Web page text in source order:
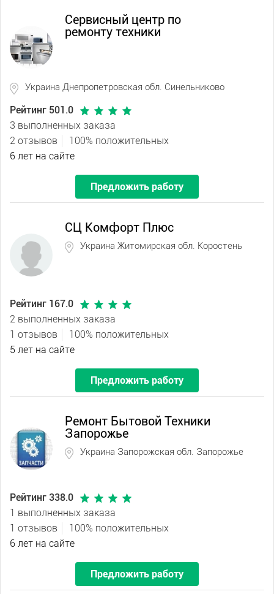
Сервисный центр по
ремонту техники
Украина Днепропетровская обл. Синельниково
Рейтинг 501.0
3 выполненных заказа
2 отзывов
100% положительных
6 лет на сайте
Предложить работу
СЦ Комфорт Плюс
Украина Житомирская обл. Коростень
Рейтинг 167.0
2 выполненных заказа
1 отзывов
100% положительных
5 лет на сайте
Предложить работу
Ремонт Бытовой Техники
Запорожье
Украина Запорожская обл. Запорожье
Рейтинг 338.0
1 выполненных заказа
1 отзывов
100% положительных
6 лет на сайте
Предложить работу